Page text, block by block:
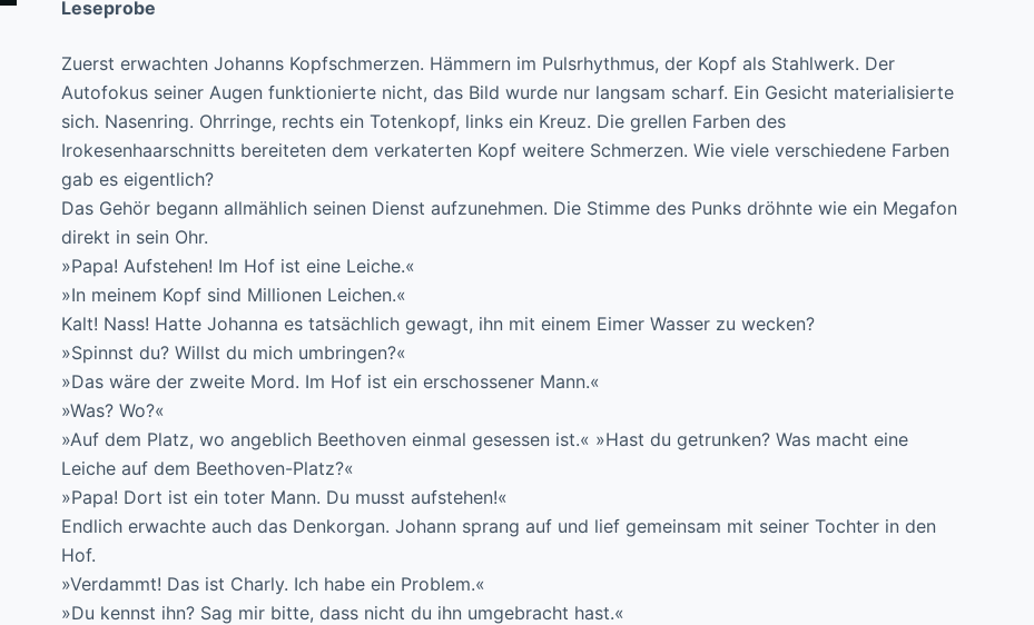
Leseprobe
Zuerst erwachten Johanns Kopfschmerzen. Hämmern im Pulsrhythmus, der Kopf als Stahlwerk. Der
Autofokus seiner Augen funktionierte nicht, das Bild wurde nur langsam scharf. Ein Gesicht materialisierte
sich. Nasenring. Ohrringe, rechts ein Totenkopf, links ein Kreuz. Die grellen Farben des
Irokesenhaarschnitts bereiteten dem verkaterten Kopf weitere Schmerzen. Wie viele verschiedene Farben
gab es eigentlich?
Das Gehör begann allmählich seinen Dienst aufzunehmen. Die Stimme des Punks dröhnte wie ein Megafon
direkt in sein Ohr.
»Papa! Aufstehen! Im Hof ist eine Leiche.«
»In meinem Kopf sind Millionen Leichen.«
Kalt! Nass! Hatte Johanna es tatsächlich gewagt, ihn mit einem Eimer Wasser zu wecken?
»Spinnst du? Willst du mich umbringen?«
»Das wäre der zweite Mord. Im Hof ist ein erschossener Mann.«
»Was? Wo?«
»Auf dem Platz, wo angeblich Beethoven einmal gesessen ist.« »Hast du getrunken? Was macht eine
Leiche auf dem Beethoven-Platz?«
»Papa! Dort ist ein toter Mann. Du musst aufstehen!«
Endlich erwachte auch das Denkorgan. Johann sprang auf und lief gemeinsam mit seiner Tochter in den
Hof.
»Verdammt! Das ist Charly. Ich habe ein Problem.«
»Du kennst ihn? Sag mir bitte, dass nicht du ihn umgebracht hast.«